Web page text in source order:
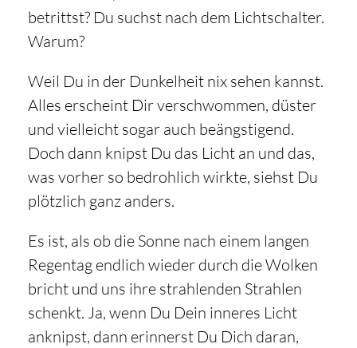
betrittst? Du suchst nach dem Lichtschalter.
Warum?
Weil Du in der Dunkelheit nix sehen kannst.
Alles erscheint Dir verschwommen, düster
und vielleicht sogar auch beängstigend.
Doch dann knipst Du das Licht an und das,
was vorher so bedrohlich wirkte, siehst Du
plötzlich ganz anders.
Es ist, als ob die Sonne nach einem langen
Regentag endlich wieder durch die Wolken
bricht und uns ihre strahlenden Strahlen
schenkt. Ja, wenn Du Dein inneres Licht
anknipst, dann erinnerst Du Dich daran,